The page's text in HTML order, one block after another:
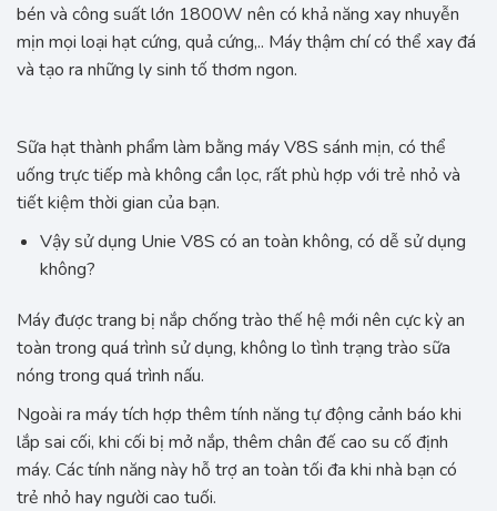
bén và công suất lớn 1800W nên có khả năng xay nhuyễn
mịn mọi loại hạt cứng, quả cứng,.. Máy thậm chí có thể xay đá
và tạo ra những ly sinh tố thơm ngon.
Sữa hạt thành phẩm làm bằng máy V8S sánh mịn, có thể
uống trực tiếp mà không cần lọc, rất phù hợp với trẻ nhỏ và
tiết kiệm thời gian của bạn.
Vậy sử dụng Unie V8S có an toàn không, có dễ sử dụng
không?
Máy được trang bị nắp chống trào thế hệ mới nên cực kỳ an
toàn trong quá trình sử dụng, không lo tình trạng trào sữa
nóng trong quá trình nấu.
Ngoài ra máy tích hợp thêm tính năng tự động cảnh báo khi
lắp sai cối, khi cối bị mở nắp, thêm chân đế cao su cố định
máy. Các tính năng này hỗ trợ an toàn tối đa khi nhà bạn có
trẻ nhỏ hay người cao tuối.